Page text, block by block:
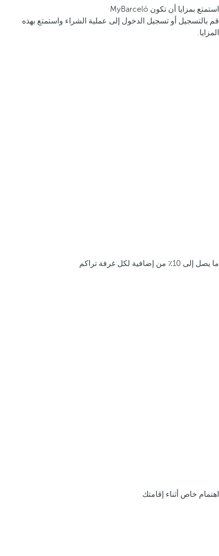
استمتع بمزايا أن تكون MyBarceló
قم بالتسجيل أو تسجيل الدخول إلى عملية الشراء واستمتع بهذه
المزايا.
ما يصل إلى 10٪ من إضافية لكل غرفة تراكم
اهتمام خاص أثناء إقامتك